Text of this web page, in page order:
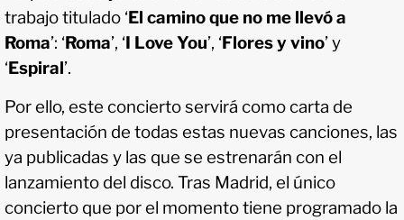
trabajo titulado ‘El camino que no me llevó a
Roma’: ‘Roma’, ‘I Love You’, ‘Flores y vino’ y
‘Espiral’.
Por ello, este concierto servirá como carta de
presentación de todas estas nuevas canciones, las
ya publicadas y las que se estrenarán con el
lanzamiento del disco. Tras Madrid, el único
concierto que por el momento tiene programado la